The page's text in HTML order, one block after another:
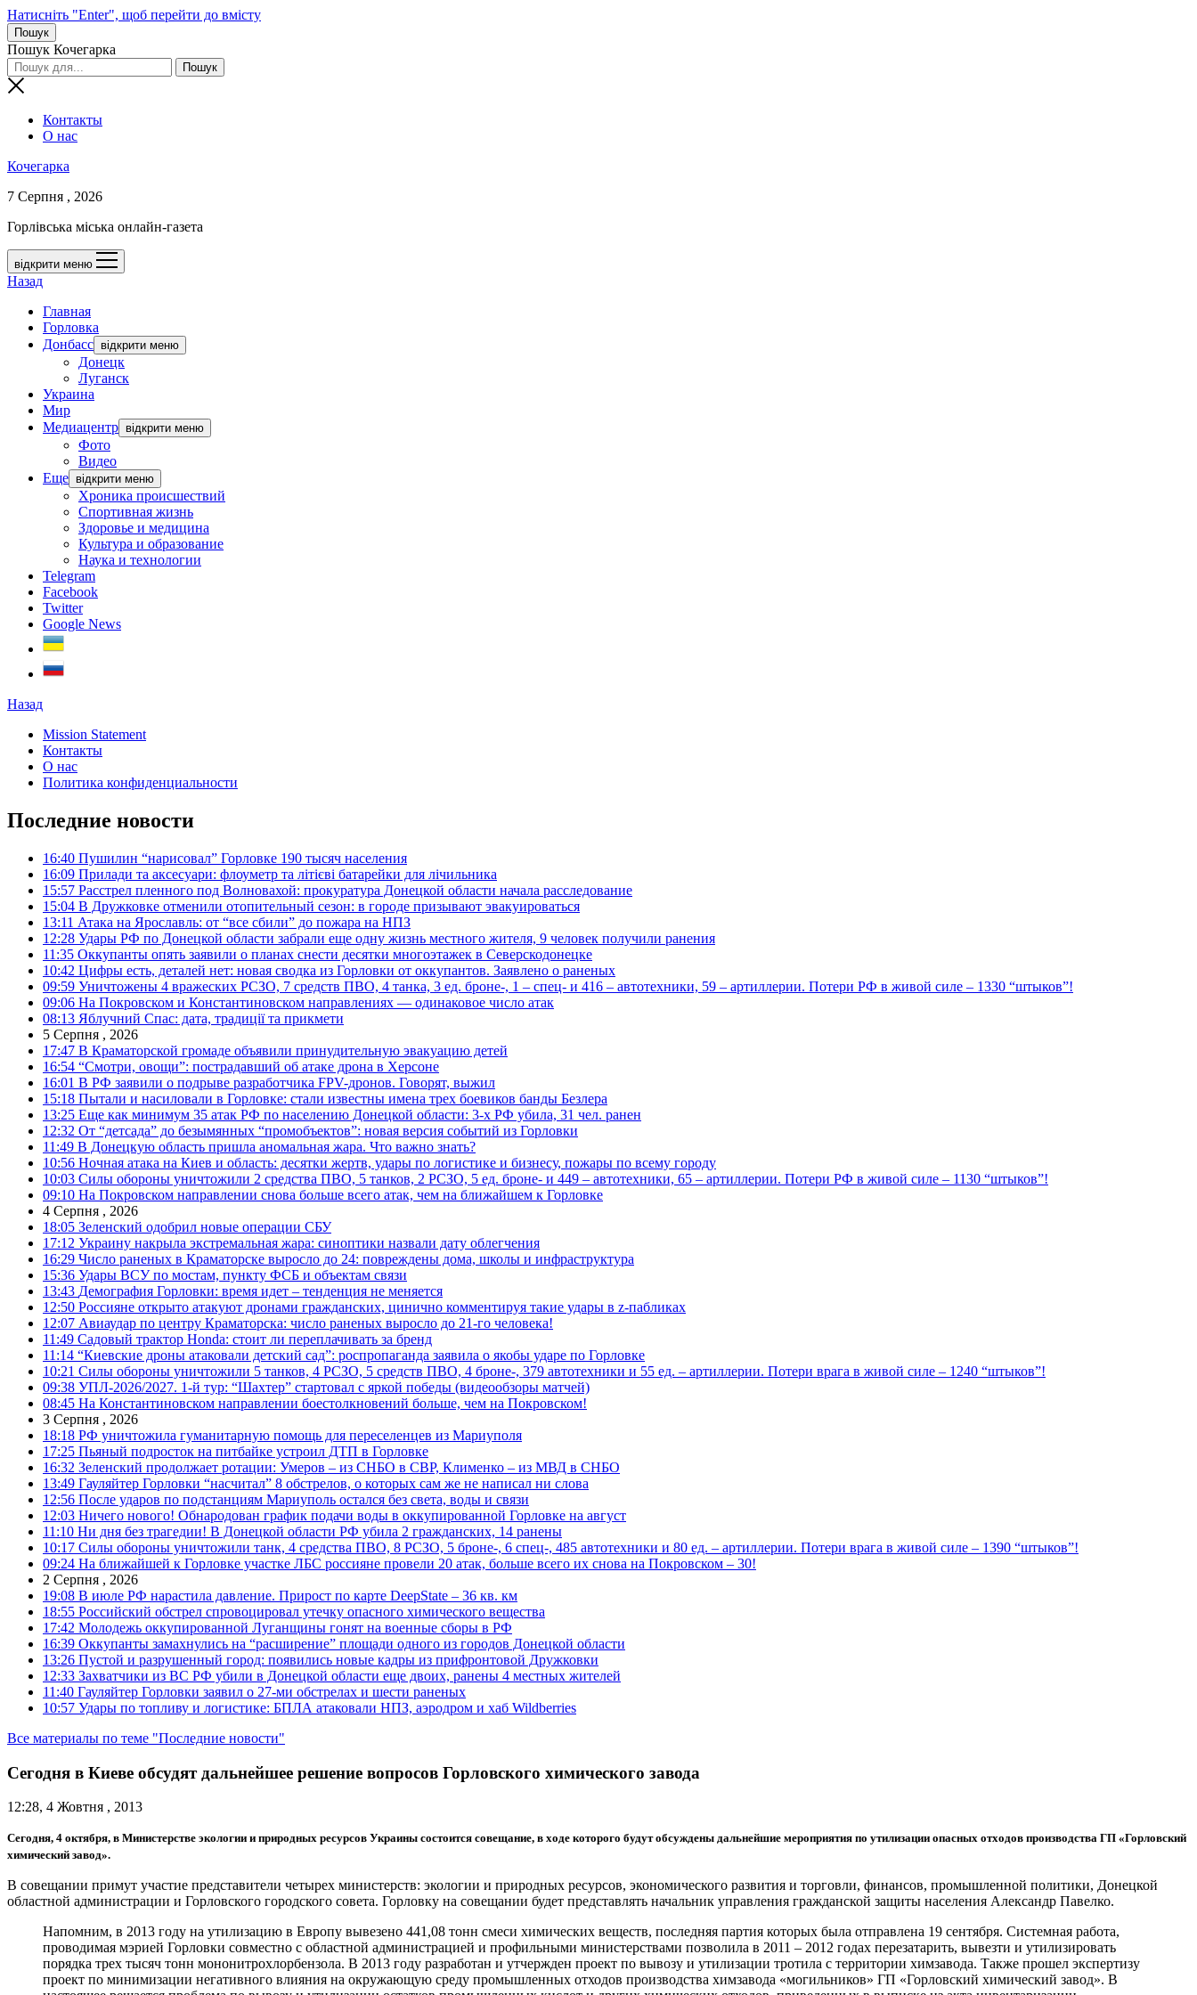
Натисніть "Enter", щоб перейти до вмісту
Пошук
Пошук Кочегарка
Контакты
О нас
Кочегарка
7 Серпня , 2026
Горлівська міська онлайн-газета
відкрити меню
Назад
Главная
Горловка
Донбасс відкрити меню
Донецк
Луганск
Украина
Мир
Медиацентр відкрити меню
Фото
Видео
Еще відкрити меню
Хроника происшествий
Спортивная жизнь
Здоровье и медицина
Культура и образование
Наука и технологии
Telegram
Facebook
Twitter
Google News
Назад
Mission Statement
Контакты
О нас
Политика конфиденциальности
Последние новости
16:40 Пушилин “нарисовал” Горловке 190 тысяч населения
16:09 Прилади та аксесуари: флоуметр та літієві батарейки для лічильника
15:57 Расстрел пленного под Волновахой: прокуратура Донецкой области начала расследование
15:04 В Дружковке отменили отопительный сезон: в городе призывают эвакуироваться
13:11 Атака на Ярославль: от “все сбили” до пожара на НПЗ
12:28 Удары РФ по Донецкой области забрали еще одну жизнь местного жителя, 9 человек получили ранения
11:35 Оккупанты опять заявили о планах снести десятки многоэтажек в Северскодонецке
10:42 Цифры есть, деталей нет: новая сводка из Горловки от оккупантов. Заявлено о раненых
09:59 Уничтожены 4 вражеских РСЗО, 7 средств ПВО, 4 танка, 3 ед. броне-, 1 – спец- и 416 – автотехники, 59 – артиллерии. Потери РФ в живой силе – 1330 “штыков”!
09:06 На Покровском и Константиновском направлениях — одинаковое число атак
08:13 Яблучний Спас: дата, традиції та прикмети
5 Серпня , 2026
17:47 В Краматорской громаде объявили принудительную эвакуацию детей
16:54 “Смотри, овощи”: пострадавший об атаке дрона в Херсоне
16:01 В РФ заявили о подрыве разработчика FPV-дронов. Говорят, выжил
15:18 Пытали и насиловали в Горловке: стали известны имена трех боевиков банды Безлера
13:25 Еще как минимум 35 атак РФ по населению Донецкой области: 3-х РФ убила, 31 чел. ранен
12:32 От “детсада” до безымянных “промобъектов”: новая версия событий из Горловки
11:49 В Донецкую область пришла аномальная жара. Что важно знать?
10:56 Ночная атака на Киев и область: десятки жертв, удары по логистике и бизнесу, пожары по всему городу
10:03 Силы обороны уничтожили 2 средства ПВО, 5 танков, 2 РСЗО, 5 ед. броне- и 449 – автотехники, 65 – артиллерии. Потери РФ в живой силе – 1130 “штыков”!
09:10 На Покровском направлении снова больше всего атак, чем на ближайшем к Горловке
4 Серпня , 2026
18:05 Зеленский одобрил новые операции СБУ
17:12 Украину накрыла экстремальная жара: синоптики назвали дату облегчения
16:29 Число раненых в Краматорске выросло до 24: повреждены дома, школы и инфраструктура
15:36 Удары ВСУ по мостам, пункту ФСБ и объектам связи
13:43 Демография Горловки: время идет – тенденция не меняется
12:50 Россияне открыто атакуют дронами гражданских, цинично комментируя такие удары в z-пабликах
12:07 Авиаудар по центру Краматорска: число раненых выросло до 21-го человека!
11:49 Садовый трактор Honda: стоит ли переплачивать за бренд
11:14 “Киевские дроны атаковали детский сад”: роспропаганда заявила о якобы ударе по Горловке
10:21 Силы обороны уничтожили 5 танков, 4 РСЗО, 5 средств ПВО, 4 броне-, 379 автотехники и 55 ед. – артиллерии. Потери врага в живой силе – 1240 “штыков”!
09:38 УПЛ-2026/2027. 1-й тур: “Шахтер” стартовал с яркой победы (видеообзоры матчей)
08:45 На Константиновском направлении боестолкновений больше, чем на Покровском!
3 Серпня , 2026
18:18 РФ уничтожила гуманитарную помощь для переселенцев из Мариуполя
17:25 Пьяный подросток на питбайке устроил ДТП в Горловке
16:32 Зеленский продолжает ротации: Умеров – из СНБО в СВР, Клименко – из МВД в СНБО
13:49 Гауляйтер Горловки “насчитал” 8 обстрелов, о которых сам же не написал ни слова
12:56 После ударов по подстанциям Мариуполь остался без света, воды и связи
12:03 Ничего нового! Обнародован график подачи воды в оккупированной Горловке на август
11:10 Ни дня без трагедии! В Донецкой области РФ убила 2 гражданских, 14 ранены
10:17 Силы обороны уничтожили танк, 4 средства ПВО, 8 РСЗО, 5 броне-, 6 спец-, 485 автотехники и 80 ед. – артиллерии. Потери врага в живой силе – 1390 “штыков”!
09:24 На ближайшей к Горловке участке ЛБС россияне провели 20 атак, больше всего их снова на Покровском – 30!
2 Серпня , 2026
19:08 В июле РФ нарастила давление. Прирост по карте DeepState – 36 кв. км
18:55 Российский обстрел спровоцировал утечку опасного химического вещества
17:42 Молодежь оккупированной Луганщины гонят на военные сборы в РФ
16:39 Оккупанты замахнулись на “расширение” площади одного из городов Донецкой области
13:26 Пустой и разрушенный город: появились новые кадры из прифронтовой Дружковки
12:33 Захватчики из ВС РФ убили в Донецкой области еще двоих, ранены 4 местных жителей
11:40 Гауляйтер Горловки заявил о 27-ми обстрелах и шести раненых
10:57 Удары по топливу и логистике: БПЛА атаковали НПЗ, аэродром и хаб Wildberries
Все материалы по теме "Последние новости"
Сегодня в Киеве обсудят дальнейшее решение вопросов Горловского химического завода
12:28, 4 Жовтня , 2013
Сегодня, 4 октября, в Министерстве экологии и природных ресурсов Украины состоится совещание, в ходе которого будут обсуждены дальнейшие мероприятия по утилизации опасных отходов производства ГП «Горловский
химический завод».
В совещании примут участие представители четырех министерств: экологии и природных ресурсов, экономического развития и торговли, финансов, промышленной политики, Донецкой
областной администрации и Горловского городского совета. Горловку на совещании будет представлять начальник управления гражданской защиты населения Александр Павелко.
Напомним, в 2013 году на утилизацию в Европу вывезено 441,08 тонн смеси химических веществ, последняя партия которых была отправлена 19 сентября. Системная работа,
проводимая мэрией Горловки совместно с областной администрацией и профильными министерствами позволила в 2011 – 2012 годах перезатарить, вывезти и утилизировать
порядка трех тысяч тонн мононитрохлорбензола. В 2013 году разработан и утчержден проект по вывозу и утилизации тротила с территории химзавода. Также прошел экспертизу
проект по минимизации негативного влияния на окружающую среду промышленных отходов производства химзавода «могильников» ГП «Горловский химический завод». В